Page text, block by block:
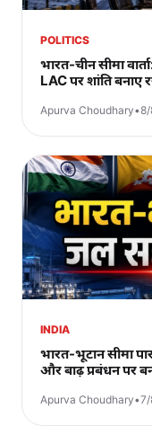
POLITICS
भारत-चीन सीमा
LAC पर शांति बनाए
Apurva Choudhary•
INDIA
भारत-भूटान सीमा
और बाढ़ प्रबंधन पर
Apurva Choudhary•